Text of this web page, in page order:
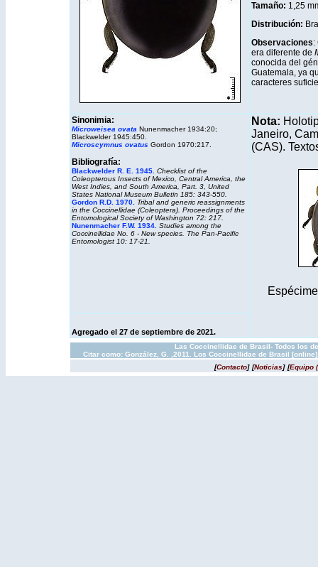
Tamaño: 1,25
Distribución:
Observaciones:
era diferente de
conocida del
Guatemala, ya
caracteres
Sinonimia:
Microweisea ovata Nunenmacher 1934:20;
Blackwelder 1945:450.
Microscymnus ovatus Gordon 1970:217.
Bibliografía:
Blackwelder R. E. 1945. Checklist of the
Coleopterous Insects of Mexico, Central America, the
West Indies, and South America, Part. 3, United
States National Museum Bulletin 185: 343-550.
Gordon R.D. 1970.
Tribal and generic reassignments
in the Coccinellidae (Coleoptera). Proceedings of the
Entomological Society of Washington 72: 217.
Nunenmacher F.W. 1934. Studies among the
Coccinellidae No. 6 - New species. The Pan-Pacific
Entomologist 10: 17-21.
Nota:
Janeiro,
(CAS).
Agregado el 27 de septiembre de 2021.
Las Coccinellidae de Brasil- Todos los
Citar como: González, G. ,2011. Los Coccinellidae de Brasil
[Contacto] [Noticias] [Equipo